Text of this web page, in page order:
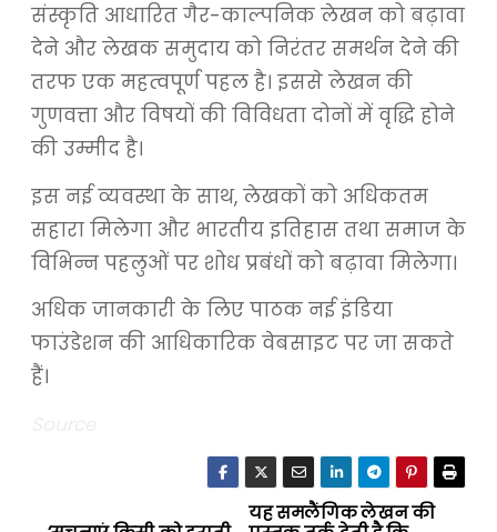
संस्कृति आधारित गैर-काल्पनिक लेखन को बढ़ावा
देने और लेखक समुदाय को निरंतर समर्थन देने की
तरफ एक महत्वपूर्ण पहल है। इससे लेखन की
गुणवत्ता और विषयों की विविधता दोनों में वृद्धि होने
की उम्मीद है।
इस नई व्यवस्था के साथ, लेखकों को अधिकतम
सहारा मिलेगा और भारतीय इतिहास तथा समाज के
विभिन्न पहलुओं पर शोध प्रबंधों को बढ़ावा मिलेगा।
अधिक जानकारी के लिए पाठक नई इंडिया
फाउंडेशन की आधिकारिक वेबसाइट पर जा सकते
हैं।
यह समलैंगिक लेखन की